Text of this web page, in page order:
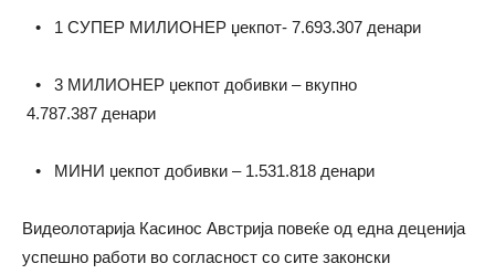
• 1 СУПЕР МИЛИОНЕР џекпот- 7.693.307 денари
• 3 МИЛИОНЕР џекпот добивки – вкупно
4.787.387 денари
• МИНИ џекпот добивки – 1.531.818 денари
Видеолотарија Касинос Австрија повеќе од една деценија
успешно работи во согласност со сите законски